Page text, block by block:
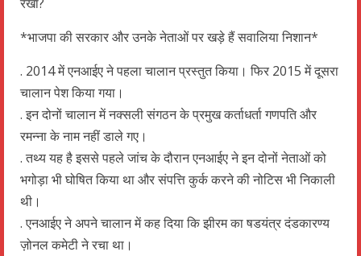
*भाजपा की सरकार और उनके नेताओं पर खड़े हैं सवालिया निशान*
. 2014 में एनआईए ने पहला चालान प्रस्तुत किया। फिर 2015 में दूसरा
चालान पेश किया गया।
. इन दोनों चालान में नक्सली संगठन के प्रमुख कर्ताधर्ता गणपति और
रमन्ना के नाम नहीं डाले गए।
. तथ्य यह है इससे पहले जांच के दौरान एनआईए ने इन दोनों नेताओं को
भगोड़ा भी घोषित किया था और संपत्ति कुर्क करने की नोटिस भी निकाली
थी।
. एनआईए ने अपने चालान में कह दिया कि झीरम का षडयंत्र दंडकारण्य
ज़ोनल कमेटी ने रचा था।